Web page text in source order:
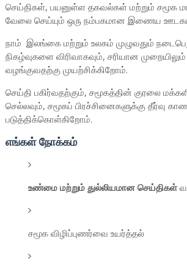
செய்திகள், பயனுள்ள தகவல்கள் மற்றும் சமூக
வேலை செய்யும் ஒரு நம்பகமான இணைய
நாம் இலங்கை மற்றும் உலகம் முழுவதும்
நிகழ்வுகளை விரிவாகவும், சரியான
வழங்குவதற்கு முயற்சிக்கிறோம்.
செய்தி பகிர்வதற்கும், சமூகத்தின் குரலை
செல்லவும், சமூகப் பிரச்சினைகளுக்கு தீர்வு
படுத்திக்கொள்கிறோம்.
எங்கள் நோக்கம்
உண்மை மற்றும் துல்லியமான செய்திகள்
சமூக விழிப்புணர்வை உயர்த்தல்